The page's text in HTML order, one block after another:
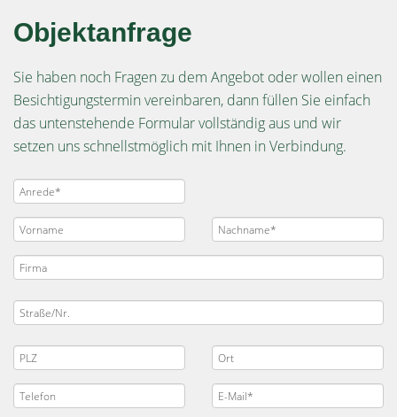
Objektanfrage
Sie haben noch Fragen zu dem Angebot oder wollen einen
Besichtigungstermin vereinbaren, dann füllen Sie einfach
das untenstehende Formular vollständig aus und wir
setzen uns schnellstmöglich mit Ihnen in Verbindung.